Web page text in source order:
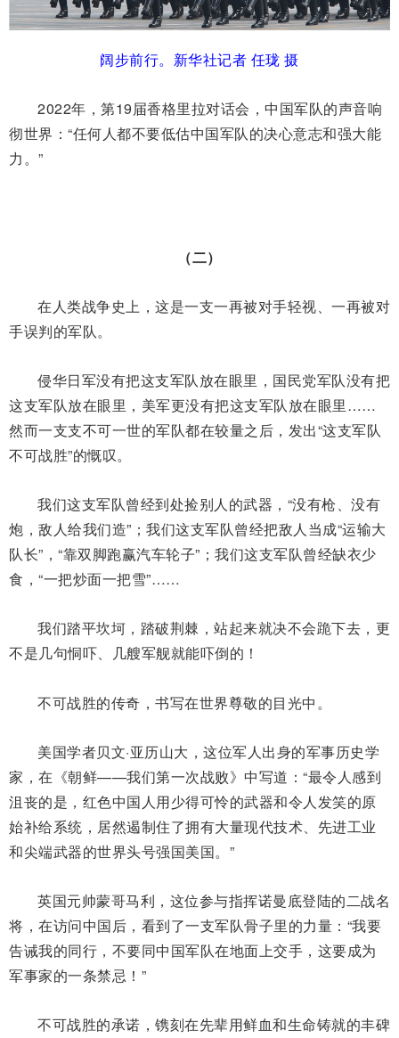
阔步前行。新华社记者 任珑 摄
2022年，第19届香格里拉对话会，中国军队的声音响
彻世界：“任何人都不要低估中国军队的决心意志和强大能
力。”
（二）
在人类战争史上，这是一支一再被对手轻视、一再被对
手误判的军队。
侵华日军没有把这支军队放在眼里，国民党军队没有把
这支军队放在眼里，美军更没有把这支军队放在眼里……
然而一支支不可一世的军队都在较量之后，发出“这支军队
不可战胜”的慨叹。
我们这支军队曾经到处捡别人的武器，“没有枪、没有
炮，敌人给我们造”；我们这支军队曾经把敌人当成“运输大
队长”，“靠双脚跑赢汽车轮子”；我们这支军队曾经缺衣少
食，“一把炒面一把雪”……
我们踏平坎坷，踏破荆棘，站起来就决不会跪下去，更
不是几句恫吓、几艘军舰就能吓倒的！
不可战胜的传奇，书写在世界尊敬的目光中。
美国学者贝文·亚历山大，这位军人出身的军事历史学
家，在《朝鲜——我们第一次战败》中写道：“最令人感到
沮丧的是，红色中国人用少得可怜的武器和令人发笑的原
始补给系统，居然遏制住了拥有大量现代技术、先进工业
和尖端武器的世界头号强国美国。”
英国元帅蒙哥马利，这位参与指挥诺曼底登陆的二战名
将，在访问中国后，看到了一支军队骨子里的力量：“我要
告诫我的同行，不要同中国军队在地面上交手，这要成为
军事家的一条禁忌！”
不可战胜的承诺，镌刻在先辈用鲜血和生命铸就的丰碑